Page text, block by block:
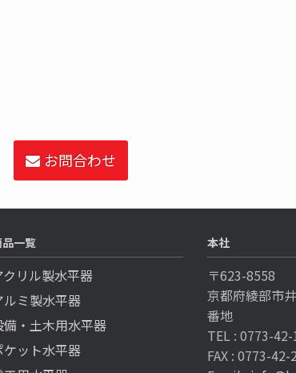
お問合わせ
品一覧
クリル製水平器
ルミ製水平器
備・土木用水平器
ケット水平器
本社
〒623-8558
京都府綾部市
番地
TEL : 0773-42-
FAX : 0773-42-